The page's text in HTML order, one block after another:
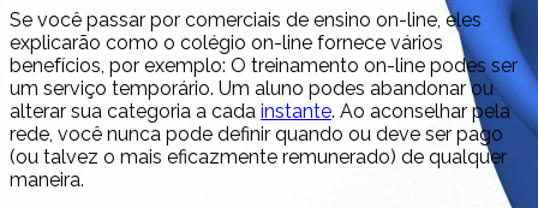
Se você passar por comerciais de ensino on-line, eles
explicarão como o colégio on-line fornece vários
benefícios, por exemplo: O treinamento on-line podes ser
um serviço temporário. Um aluno podes abandonar ou
alterar sua categoria a cada instante. Ao aconselhar pela
rede, você nunca pode definir quando ou deve ser pago
(ou talvez o mais eficazmente remunerado) de qualquer
maneira.